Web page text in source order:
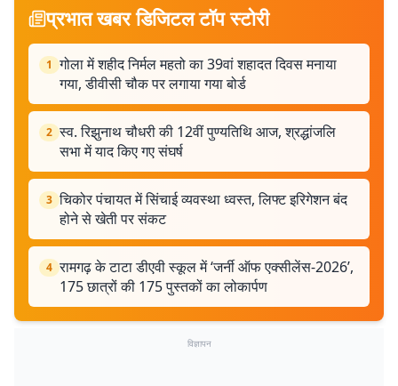
प्रभात खबर डिजिटल टॉप स्टोरी
1 गोला में शहीद निर्मल महतो का 39वां शहादत दिवस मनाया
गया, डीवीसी चौक पर लगाया गया बोर्ड
2 स्व. रिझुनाथ चौधरी की 12वीं पुण्यतिथि आज, श्रद्धांजलि
सभा में याद किए गए संघर्ष
3 चिकोर पंचायत में सिंचाई व्यवस्था ध्वस्त, लिफ्ट इरिगेशन बंद
होने से खेती पर संकट
4 रामगढ़ के टाटा डीएवी स्कूल में ‘जर्नी ऑफ एक्सीलेंस-2026’,
175 छात्रों की 175 पुस्तकों का लोकार्पण
विज्ञापन